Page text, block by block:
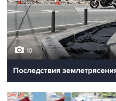
10
Последствия